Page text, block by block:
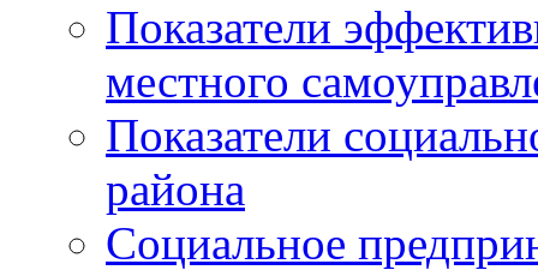
Показатели
местного
Показатели
района
Социальное